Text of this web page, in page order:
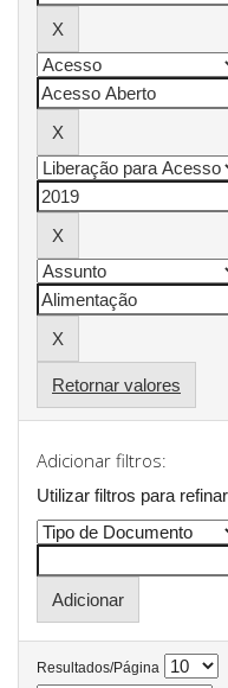
Retornar valores
Adicionar filtros:
Utilizar filtros para
Resultados/Página